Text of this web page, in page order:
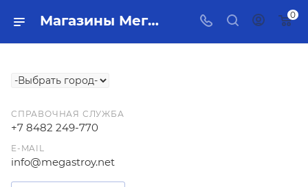
Магазины МегаСТРОЙ в Тольятти 0
СПРАВОЧНАЯ СЛУЖБА
+7 8482 249-770
E-MAIL
info@megastroy.net